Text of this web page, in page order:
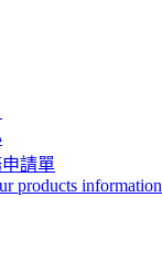
請單
products information